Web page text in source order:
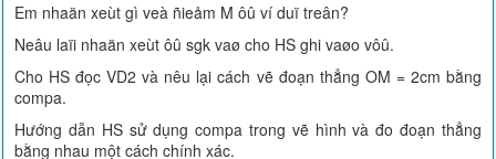
Em nhaän xeùt gì veà ñieåm M ôû ví duï treân?
Neâu laïi nhaän xeùt ôû sgk vaø cho HS ghi vaøo vôû.
Cho HS đọc VD2 và nêu lại cách vẽ đoạn thẳng OM = 2cm bằng
compa.
Hướng dẫn HS sử dụng compa trong vẽ hình và đo đoạn thẳng
bằng nhau một cách chính xác.